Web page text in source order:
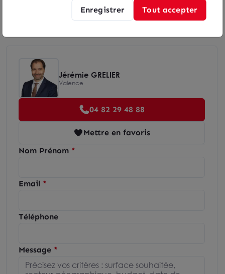
Diagnostics GES en cours de réalisation
Jérémie GRELIER
Valence
04 82 29 48 88
Mettre en favoris
Nom Prénom
Email
Téléphone
Message
Enregistrer Tout accepter